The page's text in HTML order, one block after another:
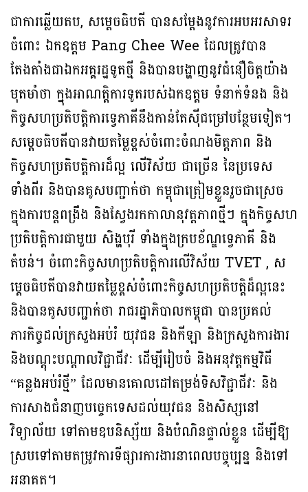
ជាការឆ្លើយតប, សម្តេចធិបតី បានសម្តែងនូវការអបអរសាទរ
ចំពោះ ឯកឧត្តម Pang Chee Wee ដែលត្រូវបាន
តែងតាំងជាឯកអគ្គរដ្ឋទូតថ្មី និងបានបង្ហាញនូវជំនឿចិត្តយ៉ាង
មុតមាំថា ក្នុងអាណត្តិការទូតរបស់ឯកឧត្តម ទំនាក់ទំនង និង
កិច្ចសហប្រតិបត្តិការទ្វេភាគីនឹងកាន់តែស៊ីជម្រៅបន្ថែមទៀត។
សម្តេចធិបតីបានវាយតម្លៃខ្ពស់ចំពោះចំណងមិត្តភាព និង
កិច្ចសហប្រតិបត្តិការដ៏ល្អ លេីវិស័យ ជាច្រើន នៃប្រទេស
ទាំងពីរ និងបានគូសបញ្ជាក់ថា កម្ពុជាត្រៀមខ្លួនរួចជាស្រេច
ក្នុងការបន្តពង្រឹង និងស្វែងរកកាលានុវត្តភាពថ្មីៗ ក្នុងកិច្ចសហ
ប្រតិបត្តិការជាមួយ សិង្ហបុរី ទាំងក្នុងក្របខ័ណ្ឌទ្វេភាគី និង
តំបន់។ ចំពោះកិច្ចសហប្រតិបត្តិការលើវិស័យ TVET , ស
ម្តេចធិបតីបានវាយតម្លៃខ្ពស់ចំពោះកិច្ចសហប្រតិបត្តិដ៏ល្អនេះ
និងបានគូសបញ្ជាក់ថា រាជរដ្ឋាភិបាលកម្ពុជា បានប្រគល់
ភារកិច្ចដល់ក្រសួងអប់រំ យុវជន និងកីឡា និងក្រសួងការងារ
និងបណ្ដុះបណ្ដាលវិជ្ជាជីវៈ ដើម្បីរៀបចំ និងអនុវត្តកម្មវិធី
“គន្លងអប់រំថ្មី” ដែលមានគោលដៅតម្រង់ទិសវិជ្ជាជីវៈ និង
ការសាងជំនាញបច្ចេកទេសដល់យុវជន និងសិស្សនៅ
វិទ្យាល័យ ទៅតាមឧបនិស្ស័យ និងបំណិនផ្ទាល់ខ្លួន ដើម្បីឱ្យ
ស្របទៅតាមតម្រូវការទីផ្សារការងារនាពេលបច្ចុប្បន្ន និងទៅ
អនាគត។